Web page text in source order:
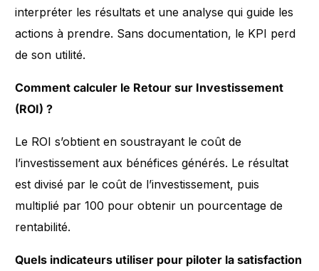
interpréter les résultats et une analyse qui guide les
actions à prendre. Sans documentation, le KPI perd
de son utilité.
Comment calculer le Retour sur Investissement
(ROI) ?
Le ROI s’obtient en soustrayant le coût de
l’investissement aux bénéfices générés. Le résultat
est divisé par le coût de l’investissement, puis
multiplié par 100 pour obtenir un pourcentage de
rentabilité.
Quels indicateurs utiliser pour piloter la satisfaction